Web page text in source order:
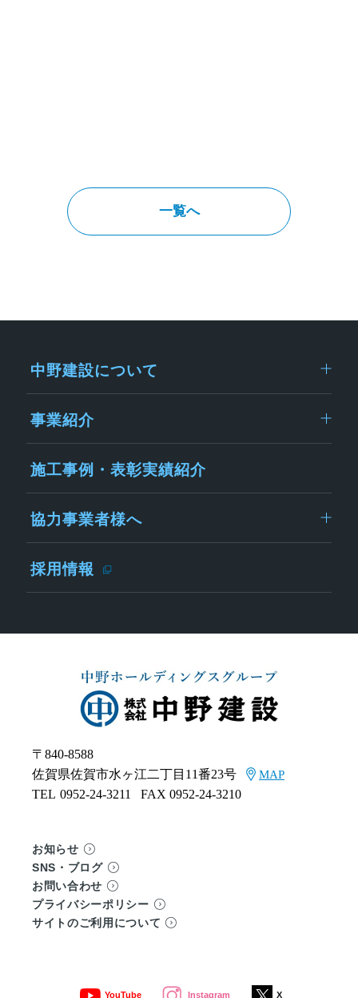
一覧へ
中野建設について
事業紹介
施工事例・表彰実績紹介
協力事業者様へ
採用情報
〒840-8588
佐賀県佐賀市水ヶ江二丁目11番23号
MAP
TEL 0952-24-3211 FAX 0952-24-3210
お知らせ
SNS・ブログ
お問い合わせ
プライバシーポリシー
サイトのご利用について
YouTube Instagram X